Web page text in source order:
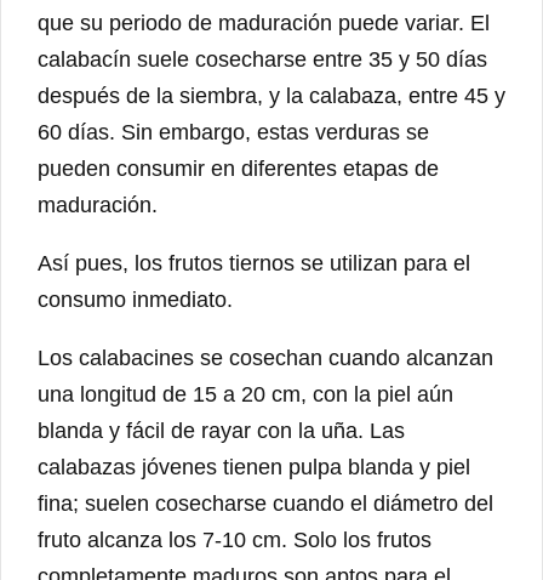
que su periodo de maduración puede variar. El
calabacín suele cosecharse entre 35 y 50 días
después de la siembra, y la calabaza, entre 45 y
60 días. Sin embargo, estas verduras se
pueden consumir en diferentes etapas de
maduración.
Así pues, los frutos tiernos se utilizan para el
consumo inmediato.
Los calabacines se cosechan cuando alcanzan
una longitud de 15 a 20 cm, con la piel aún
blanda y fácil de rayar con la uña. Las
calabazas jóvenes tienen pulpa blanda y piel
fina; suelen cosecharse cuando el diámetro del
fruto alcanza los 7-10 cm. Solo los frutos